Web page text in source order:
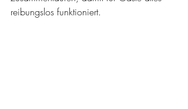
reibungslos funktioniert.